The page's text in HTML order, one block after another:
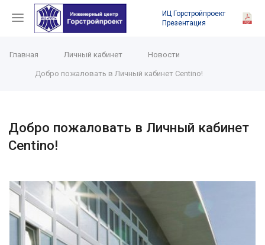
ИЦ Горстройпроект
Презентация
Главная Личный кабинет Новости
Добро пожаловать в Личный кабинет Centino!
Добро пожаловать в Личный кабинет
Centino!